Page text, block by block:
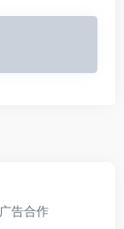
广告合作